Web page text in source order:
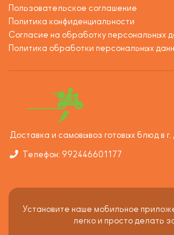
Пользовательское соглашение
Политика конфиденциальности
Согласие на обработку персональных
Политика обработки персональных
Доставка и самовывоз готовых блюд в
Телефон: 992446601177
Установите наше мобильное
легко и просто делать